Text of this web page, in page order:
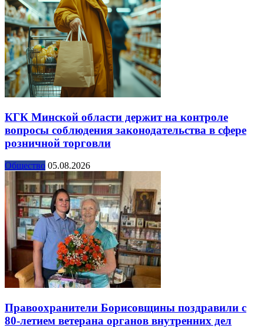
КГК Минской области держит на контроле
вопросы соблюдения законодательства в сфере
розничной торговли
Общество 05.08.2026
Правоохранители Борисовщины поздравили с
80-летием ветерана органов внутренних дел